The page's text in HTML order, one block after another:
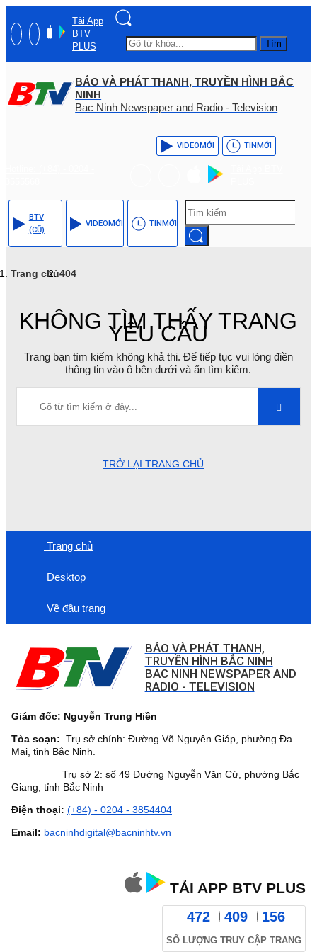
Tải App
BTV
PLUS
Tìm
BÁO VÀ PHÁT THANH, TRUYỀN HÌNH BẮC
NINH
Bac Ninh Newspaper and Radio - Television
VIDEOMỚI TINMỚI
BTV
(CŨ)
VIDEOMỚI TINMỚI
Trang chủ404
KHÔNG TÌM THẤY TRANG
YÊU CẦU
Trang bạn tìm kiếm không khả thi. Để tiếp tục vui lòng điền
thông tin vào ô bên dưới và ấn tìm kiếm.
TRỞ LẠI TRANG CHỦ
Trang chủ
Desktop
Về đầu trang
BÁO VÀ PHÁT THANH,
TRUYỀN HÌNH BẮC NINH
BAC NINH NEWSPAPER AND
RADIO - TELEVISION
Giám đốc: Nguyễn Trung Hiền
Tòa soạn: Trụ sở chính: Đường Võ Nguyên Giáp, phường Đa
Mai, tỉnh Bắc Ninh.
Trụ sở 2: số 49 Đường Nguyễn Văn Cừ, phường Bắc
Giang, tỉnh Bắc Ninh
Điện thoại: (+84) - 0204 - 3854404
Email: bacninhdigital@bacninhtv.vn
TẢI APP BTV PLUS
472 409 156
SỐ LƯỢNG TRUY CẬP TRANG